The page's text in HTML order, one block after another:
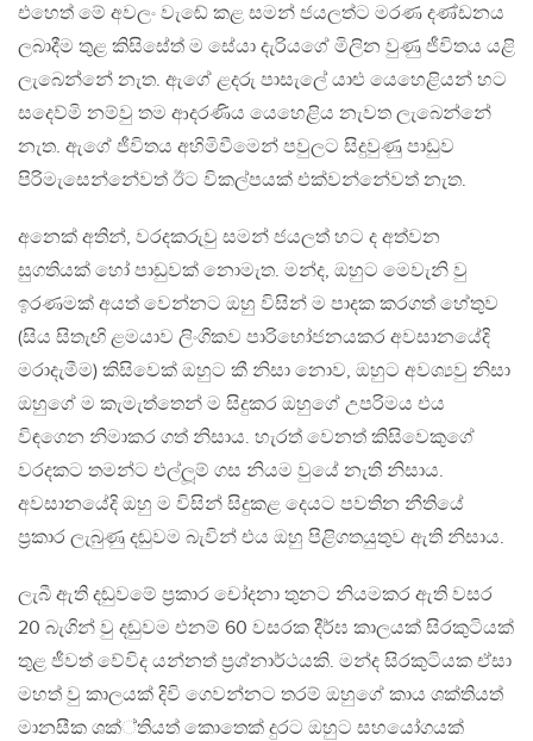
එහෙත් මේ අවලං වැඬේ කළ සමන් ජයලත්ට මරණ දණ්ඩනය
ලබාදීම තුළ කිසිසේත් ම සේයා දැරියගේ මිලින වුණු ජීවිතය යළි
ලැබෙන්නේ නැත. ඇගේ ළදරු පාසැලේ යාළු යෙහෙළියන් හට
සදෙව්මි නම්වු තම ආදරණිය යෙහෙළිය නැවත ලැබෙන්නේ
නැත. ඇගේ ජීවිතය අහිමිවීමෙන් පවුලට සිදුවුණු පාඩුව
පිරිමැසෙන්නේවත් ඊට විකල්පයක් එක්වන්නේවත් නැත.
අනෙක් අතින්, වරදකරුවු සමන් ජයලත් හට ද අත්වන
සුගතියක් හෝ පාඩුවක් නොමැත. මන්ද, ඔහුට මෙවැනි වු
ඉරණමක් අයත් වෙන්නට ඔහු විසින් ම පාදක කරගත් හේතුව
(සිය සිතැඟි ළමයාව ලිංගිකව පාරිභෝජනයකර අවසානයේදි
මරාදැමීම) කිසිවෙක් ඔහුට කී නිසා නොව, ඔහුට අවශ්‍යවු නිසා
ඔහුගේ ම කැමැත්තෙන් ම සිදුකර ඔහුගේ උපරිමය එය
විඳගෙන නිමාකර ගත් නිසාය. හැරත් වෙනත් කිසිවෙකුගේ
වරදකට තමන්ට එල්ලූම් ගස නියම වුයේ නැති නිසාය.
අවසානයේදි ඔහු ම විසින් සිදුකළ දෙයට පවතින නීතියේ
ප‍්‍රකාර ලැබුණු දඬුවම බැවින් එය ඔහු පිළිගතයුතුව ඇති නිසාය.
ලැබී ඇති දඬුවමේ ප‍්‍රකාර චෝදනා තුනට නියමකර ඇති වසර
20 බැගින් වු දඬුවම එනම් 60 වසරක දීර්ඝ කාලයක් සිරකුටියක්
තුළ ජීවත් වේවිද යන්නත් ප‍්‍රශ්නාර්ථයකි. මන්ද සිරකුටියක ඒසා
මහත් වු කාලයක් දිවි ගෙවන්නට තරම් ඔහුගේ කාය ශක්තියත්
මානසීක ශක්්තියත් කොතෙක් දුරට ඔහුට සහයෝගයක්